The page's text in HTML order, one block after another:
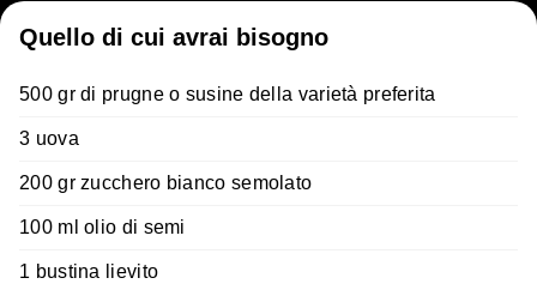
Quello di cui avrai bisogno
500 gr di prugne o susine della varietà preferita
3 uova
200 gr zucchero bianco semolato
100 ml olio di semi
1 bustina lievito